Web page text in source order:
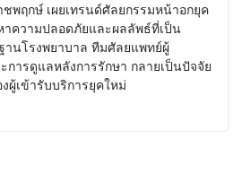
พฤกษ์ เผยเทรนด์ศัลยกรรมหน้าอกยุค
าความปลอดภัยและผลลัพธ์ที่เป็น
นโรงพยาบาล ทีมศัลยแพทย์ผู้
การดูแลหลังการรักษา กลายเป็นปัจจัย
เข้ารับบริการยุคใหม่